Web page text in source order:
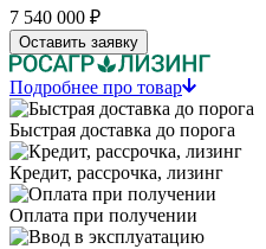
7 540 000 ₽
Оставить заявку
Подробнее про товар
Быстрая доставка до порога
Кредит, рассрочка, лизинг
Оплата при получении